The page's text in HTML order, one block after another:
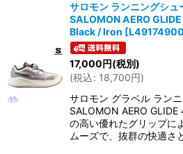
サロモン ランニングシュ
SALOMON AERO
Black / Iron [L49174900
17,000円(税別)
(税込: 18,700円)
サロモン グラベル ラン
SALOMON AERO
の高い優れたグリップに
ムーズで、抜群の快適さ